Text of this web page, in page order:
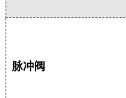
脉冲阀